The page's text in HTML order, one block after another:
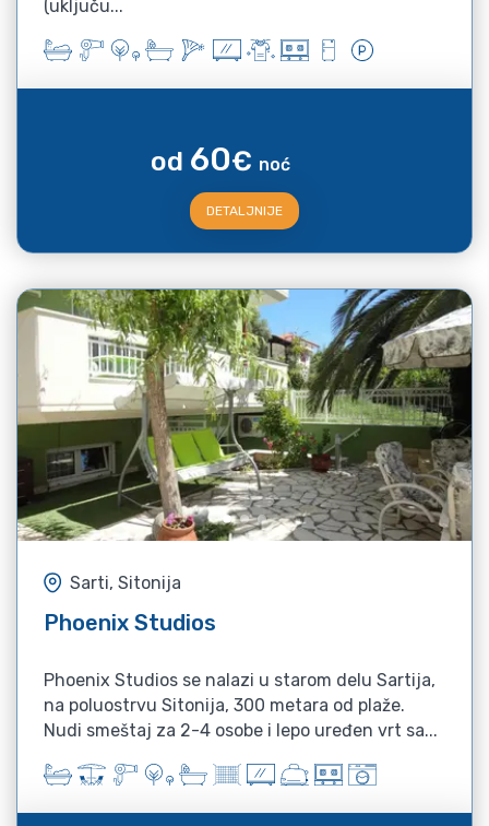
(uključu...
od 60€ noć
DETALJNIJE
Sarti, Sitonija
Phoenix Studios
Phoenix Studios se nalazi u starom delu Sartija,
na poluostrvu Sitonija, 300 metara od plaže.
Nudi smeštaj za 2-4 osobe i lepo uređen vrt sa...